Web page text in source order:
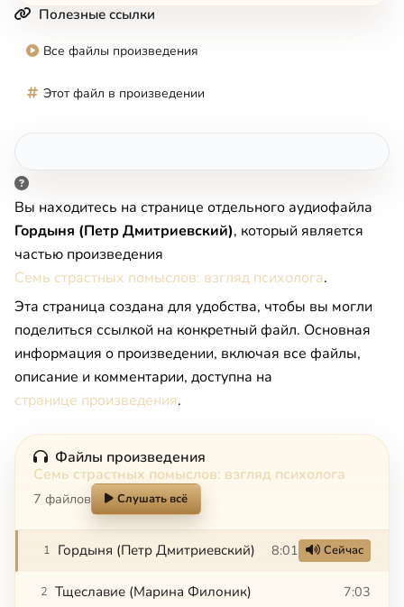
Полезные ссылки
Все файлы произведения
Этот файл в произведении
Вы находитесь на странице отдельного аудиофайла
Гордыня (Петр Дмитриевский), который является
частью произведения
Семь страстных помыслов: взгляд психолога.
Эта страница создана для удобства, чтобы вы могли
поделиться ссылкой на конкретный файл. Основная
информация о произведении, включая все файлы,
описание и комментарии, доступна на
странице произведения.
Файлы произведения
Семь страстных помыслов: взгляд психолога
7 файлов Слушать всё
1 Гордыня (Петр Дмитриевский) 8:01 Сейчас
2 Тщеславие (Марина Филоник) 7:03